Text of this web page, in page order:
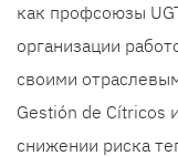
как профсоюзы
организации
своими
Gestión de Cítricos
снижении риска